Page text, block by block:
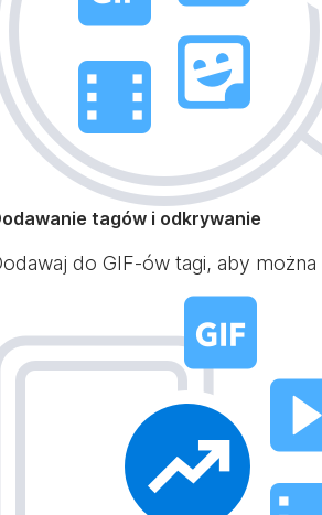
tagów i odkrywanie
do GIF-ów tagi, aby